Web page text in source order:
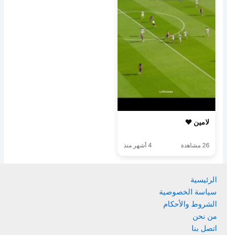
لامين ♥️
26 مشاهدة 4 أشهر منذ
الرئيسية
سياسة الخصوصية
الشروط والأحكام
من نحن
اتصل بنا